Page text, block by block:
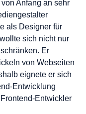
Anfang an sehr
als Designer für
sich nicht nur
Er
von Webseiten
eignete er sich
Entwicklung
Entwickler